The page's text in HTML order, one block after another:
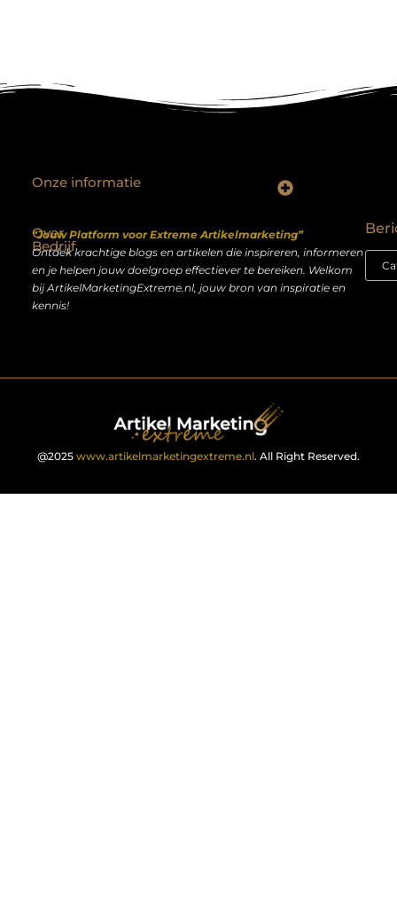
Over
Bedrijf
“Jouw Platform voor Extreme Artikelmarketing”
Ontdek krachtige blogs en artikelen die inspireren, informeren
en je helpen jouw doelgroep effectiever te bereiken. Welkom
bij ArtikelMarketingExtreme.nl, jouw bron van inspiratie en
kennis!
Onze informatie
@2025 www.artikelmarketingextreme.nl. All Right Reserved.